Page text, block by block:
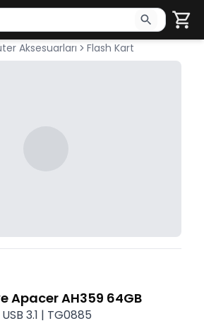
azı 2 simvol yazın. Göndərmək
Aksesuarları Flash Kart
Apacer AH359 64GB
3.1 | TG0885